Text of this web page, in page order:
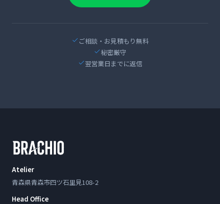
ご相談・お見積もり無料
秘密厳守
翌営業日までに返信
Atelier
青森県青森市四ツ石里見108-2
Head Office